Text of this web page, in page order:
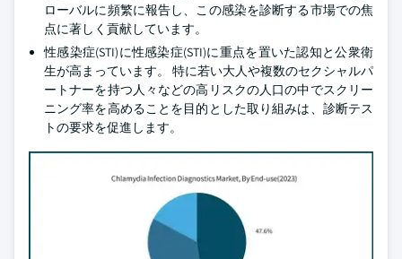
ローバルに頻繁に報告し、この感染を診断する市場での焦
点に著しく貢献しています。
性感染症(STI)に性感染症(STI)に重点を置いた認知と公衆衛
生が高まっています。 特に若い大人や複数のセクシャルパ
ートナーを持つ人々などの高リスクの人口の中でスクリー
ニング率を高めることを目的とした取り組みは、診断テス
トの要求を促進します。